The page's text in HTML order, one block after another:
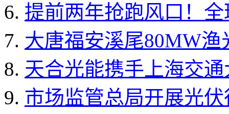
提前两年抢跑风口！
大唐福安溪尾80MW
天合光能携手上海交
市场监管总局开展光